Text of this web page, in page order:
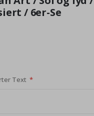
/ 6er-Se
Text